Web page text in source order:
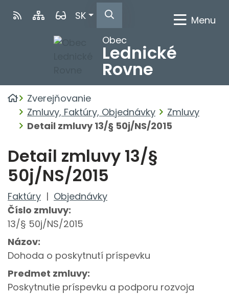
Rovno na obsah
Rovno na menu
RSS Mapa webuVerzia pre seniorov
SKSlovensky
Hľadať
Obec
Lednické
Rovne
Menu
Úvodná stránka
Zverejňovanie
Zmluvy, Faktúry, Objednávky
Zmluvy
Detail zmluvy 13/§ 50j/NS/2015
Detail zmluvy 13/§
50j/NS/2015
Faktúry | Objednávky
Číslo zmluvy:
13/§ 50j/NS/2015
Názov:
Dohoda o poskytnutí príspevku
Predmet zmluvy:
Poskytnutie príspevku a podporu rozvoja